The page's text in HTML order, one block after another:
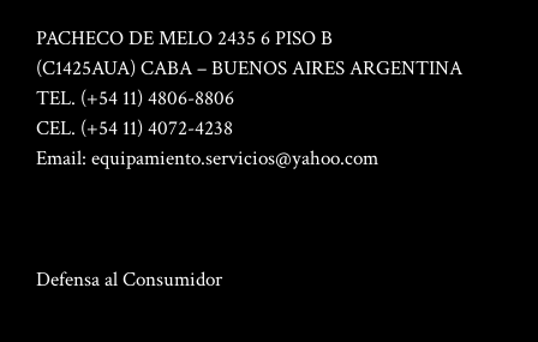
PACHECO DE MELO 2435 6 PISO B
(C1425AUA) CABA – BUENOS AIRES ARGENTINA
TEL. (+54 11) 4806-8806
CEL. (+54 11) 4072-4238
Email: equipamiento.servicios@yahoo.com
Defensa al Consumidor